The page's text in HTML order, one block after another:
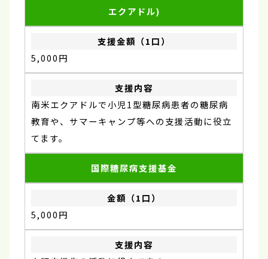
エクアドル)
5,000円
南米エクアドルで小児1型糖尿病患者の糖尿病
教育や、サマーキャンプ等への支援活動に役立
てます。
国際糖尿病支援基金
5,000円